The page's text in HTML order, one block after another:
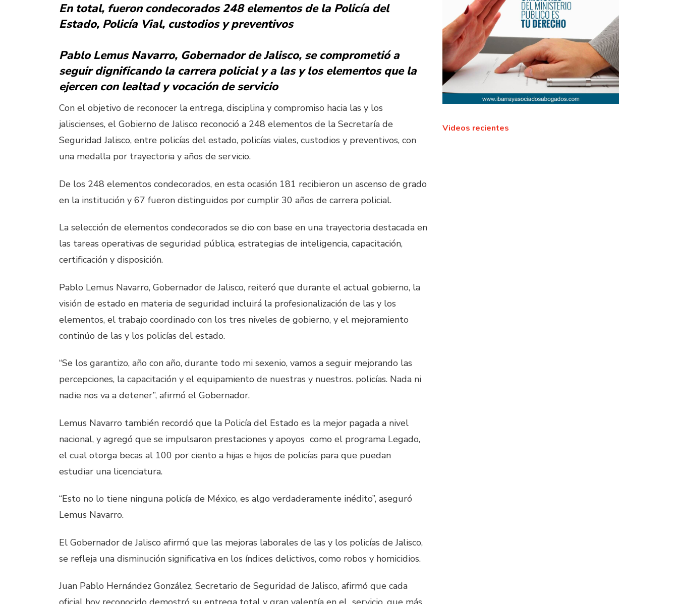
En total, fueron condecorados 248 elementos de la Policía del
Estado, Policía Vial, custodios y preventivos
Pablo Lemus Navarro, Gobernador de Jalisco, se comprometió a
seguir dignificando la carrera policial y a las y los elementos que la
ejercen con lealtad y vocación de servicio
Con el objetivo de reconocer la entrega, disciplina y compromiso hacia las y los
jaliscienses, el Gobierno de Jalisco reconoció a 248 elementos de la Secretaría de
Seguridad Jalisco, entre policías del estado, policías viales, custodios y preventivos, con
una medalla por trayectoria y años de servicio.
De los 248 elementos condecorados, en esta ocasión 181 recibieron un ascenso de grado
en la institución y 67 fueron distinguidos por cumplir 30 años de carrera policial.
La selección de elementos condecorados se dio con base en una trayectoria destacada en
las tareas operativas de seguridad pública, estrategias de inteligencia, capacitación,
certificación y disposición.
Pablo Lemus Navarro, Gobernador de Jalisco, reiteró que durante el actual gobierno, la
visión de estado en materia de seguridad incluirá la profesionalización de las y los
elementos, el trabajo coordinado con los tres niveles de gobierno, y el mejoramiento
continúo de las y los policías del estado.
“Se los garantizo, año con año, durante todo mi sexenio, vamos a seguir mejorando las
percepciones, la capacitación y el equipamiento de nuestras y nuestros. policías. Nada ni
nadie nos va a detener”, afirmó el Gobernador.
Lemus Navarro también recordó que la Policía del Estado es la mejor pagada a nivel
nacional, y agregó que se impulsaron prestaciones y apoyos como el programa Legado,
el cual otorga becas al 100 por ciento a hijas e hijos de policías para que puedan
estudiar una licenciatura.
“Esto no lo tiene ninguna policía de México, es algo verdaderamente inédito”, aseguró
Lemus Navarro.
El Gobernador de Jalisco afirmó que las mejoras laborales de las y los policías de Jalisco,
se refleja una disminución significativa en los índices delictivos, como robos y homicidios.
Juan Pablo Hernández González, Secretario de Seguridad de Jalisco, afirmó que cada
Videos recientes